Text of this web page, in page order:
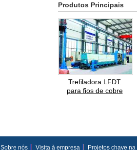
Produtos Principais
Trefiladora LFDT
para fios de cobre
Sobre nós Visita à empresa
Projetos chave na